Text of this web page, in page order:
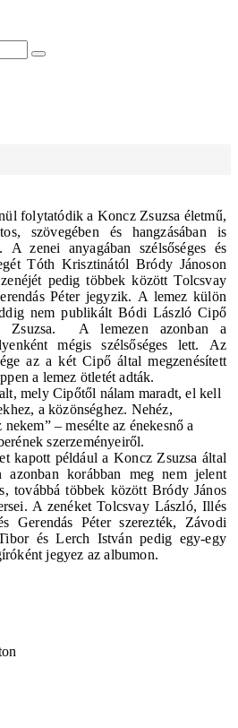
folytatódik a Koncz Zsuzsa életmű,
szövegében és hangzásában is
A zenei anyagában szélsőséges és
Tóth Krisztinától Bródy Jánoson
pedig többek között Tolcsvay
Péter jegyzik. A lemez külön
nem publikált Bódi László Cipő
Zsuzsa. A lemezen azonban a
mégis szélsőséges lett. Az
az a két Cipő által megzenésített
a lemez ötletét adták.
mely Cipőtől nálam maradt, el kell
a közönséghez. Nehéz,
– mesélte az énekesnő a
szerzeményeiről.
kapott például a Koncz Zsuzsa által
azonban korábban meg nem jelent
továbbá többek között Bródy János
A zenéket Tolcsvay László, Illés
Gerendás Péter szerezték, Závodi
és Lerch István pedig egy-egy
jegyez az albumon.